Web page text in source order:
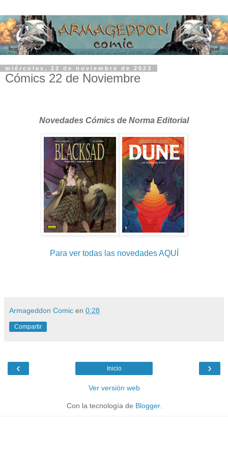
miércoles, 22 de noviembre de 2023
Cómics 22 de Noviembre
Novedades Cómics de Norma Editorial
Para ver todas las novedades AQUÍ
Armageddon Comic en 0:28
Compartir
‹ ›
Inicio
Ver versión web
Con la tecnología de Blogger.